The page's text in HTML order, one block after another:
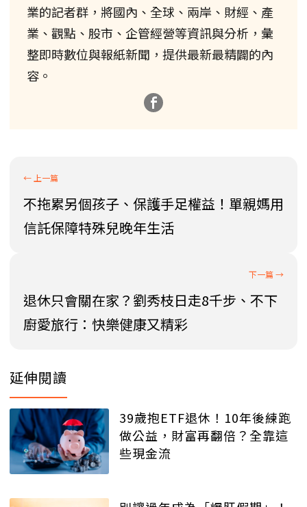
業的記者群，將國內、全球、兩岸、財經、產
業、觀點、股市、企管經營等資訊與分析，彙
整即時數位與報紙新聞，提供最新最精闢的內
容。
不拖累另個孩子、保護手足權益！單親媽用
信託保障特殊兒晚年生活
退休只會關在家？劉秀枝日走8千步、不下
廚愛旅行：快樂健康又精彩
延伸閱讀
39歲抱ETF退休！10年後練跑
做公益，財富再翻倍？全靠這
些現金流